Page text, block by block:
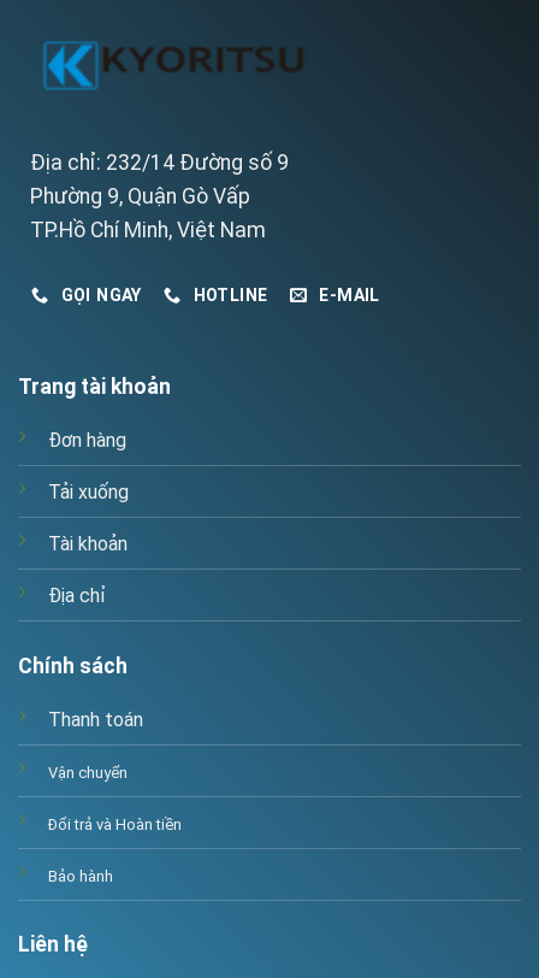
Địa chỉ: 232/14 Đường số 9
Phường 9, Quận Gò Vấp
TP.Hồ Chí Minh, Việt Nam
GỌI NGAY HOTLINE E-MAIL
Trang tài khoản
Đơn hàng
Tải xuống
Tài khoản
Địa chỉ
Chính sách
Thanh toán
Vận chuyển
Đổi trả và Hoàn tiền
Bảo hành
Liên hệ